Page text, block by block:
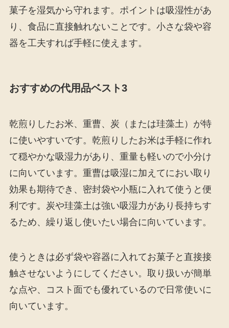
菓子を湿気から守れます。ポイントは吸湿性があ
り、食品に直接触れないことです。小さな袋や容
器を工夫すれば手軽に使えます。
おすすめの代用品ベスト3
乾煎りしたお米、重曹、炭（または珪藻土）が特
に使いやすいです。乾煎りしたお米は手軽に作れ
て穏やかな吸湿力があり、重量も軽いので小分け
に向いています。重曹は吸湿に加えてにおい取り
効果も期待でき、密封袋や小瓶に入れて使うと便
利です。炭や珪藻土は強い吸湿力があり長持ちす
るため、繰り返し使いたい場合に向いています。
使うときは必ず袋や容器に入れてお菓子と直接接
触させないようにしてください。取り扱いが簡単
な点や、コスト面でも優れているので日常使いに
向いています。